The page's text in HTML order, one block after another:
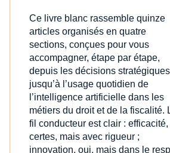
Ce livre blanc rassemble quinze
articles organisés en quatre
sections, conçues pour vous
accompagner, étape par étape,
depuis les décisions stratégiques
jusqu’à l’usage quotidien de
l’intelligence artificielle dans les
métiers du droit et de la fiscalité.
fil conducteur est clair : efficacité,
certes, mais avec rigueur ;
innovation, oui, mais dans le